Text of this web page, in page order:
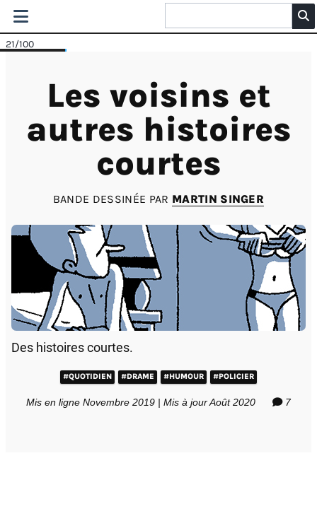
21/100
Les voisins et
autres histoires
courtes
BANDE DESSINÉE PAR MARTIN SINGER
Des histoires courtes.
#QUOTIDIEN #DRAME #HUMOUR #POLICIER
Mis en ligne Novembre 2019 | Mis à jour Août 2020 7